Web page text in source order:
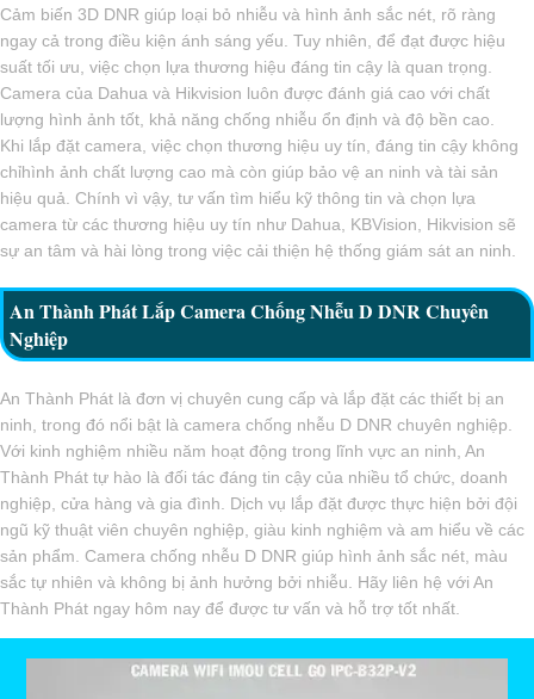
Cảm biến 3D DNR giúp loại bỏ nhiễu và hình ảnh sắc nét, rõ ràng
ngay cả trong điều kiện ánh sáng yếu. Tuy nhiên, để đạt được hiệu
suất tối ưu, việc chọn lựa thương hiệu đáng tin cậy là quan trọng.
Camera của Dahua và Hikvision luôn được đánh giá cao với chất
lượng hình ảnh tốt, khả năng chống nhiễu ổn định và độ bền cao.
Khi lắp đặt camera, việc chọn thương hiệu uy tín, đáng tin cậy không
chỉhình ảnh chất lượng cao mà còn giúp bảo vệ an ninh và tài sản
hiệu quả. Chính vì vậy, tư vấn tìm hiểu kỹ thông tin và chọn lựa
camera từ các thương hiệu uy tín như Dahua, KBVision, Hikvision sẽ
sự an tâm và hài lòng trong việc cải thiện hệ thống giám sát an ninh.
An Thành Phát Lắp Camera Chống Nhễu D DNR Chuyên
Nghiệp
An Thành Phát là đơn vị chuyên cung cấp và lắp đặt các thiết bị an
ninh, trong đó nổi bật là camera chống nhễu D DNR chuyên nghiệp.
Với kinh nghiệm nhiều năm hoạt động trong lĩnh vực an ninh, An
Thành Phát tự hào là đối tác đáng tin cậy của nhiều tổ chức, doanh
nghiệp, cửa hàng và gia đình. Dịch vụ lắp đặt được thực hiện bởi đội
ngũ kỹ thuật viên chuyên nghiệp, giàu kinh nghiệm và am hiểu về các
sản phẩm. Camera chống nhễu D DNR giúp hình ảnh sắc nét, màu
sắc tự nhiên và không bị ảnh hưởng bởi nhiễu. Hãy liên hệ với An
Thành Phát ngay hôm nay để được tư vấn và hỗ trợ tốt nhất.